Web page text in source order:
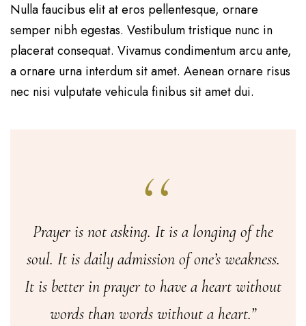
Nulla faucibus elit at eros pellentesque, ornare
semper nibh egestas. Vestibulum tristique nunc in
placerat consequat. Vivamus condimentum arcu ante,
a ornare urna interdum sit amet. Aenean ornare risus
nec nisi vulputate vehicula finibus sit amet dui.
Prayer is not asking. It is a longing of the
soul. It is daily admission of one’s weakness.
It is better in prayer to have a heart without
words than words without a heart.”